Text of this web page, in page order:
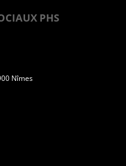
PHS
Nîmes